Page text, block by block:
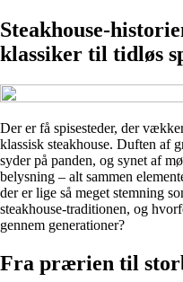
Steakhouse-
klassiker til tidløs
Der er få spisesteder, der
klassisk steakhouse. Duften af
syder på panden, og synet af
belysning – alt sammen
der er lige så meget stemning
steakhouse-traditionen, og
gennem generationer?
Fra prærien til